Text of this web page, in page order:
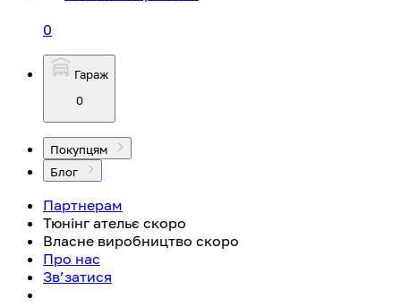
0
Гараж
0
Покупцям
Блог
Партнерам
Тюнінг ательє скоро
Власне виробництво скоро
Про нас
Зв’затися